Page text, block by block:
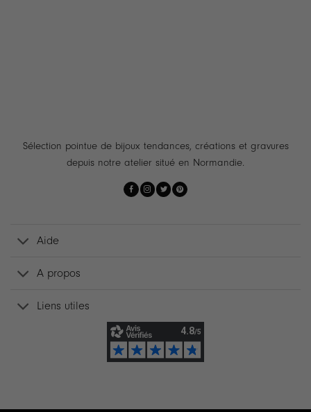
Sélection pointue de bijoux tendances, créations et gravures
depuis notre atelier situé en Normandie.
Aide
A propos
Liens utiles